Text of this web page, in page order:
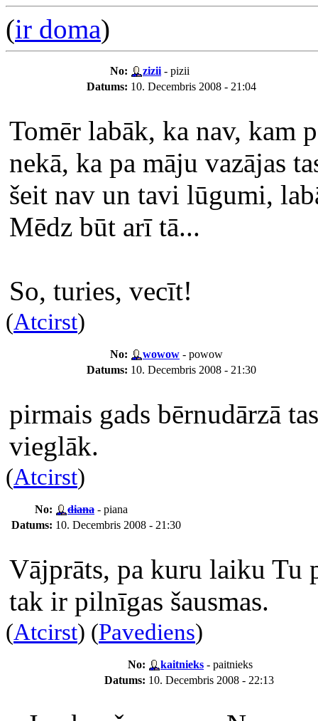
(ir doma)
No: zizii - pizii
Datums: 10. Decembris 2008 - 21:04
Tomēr labāk, ka nav, kam
nekā, ka pa māju vazājas
šeit nav un tavi lūgumi,
Mēdz būt arī tā...
So, turies, vecīt!
(Atcirst)
No: wowow - powow
Datums: 10. Decembris 2008 - 21:30
pirmais gads bērnudārzā
vieglāk.
(Atcirst)
No: diana - piana
Datums: 10. Decembris 2008 - 21:30
Vājprāts, pa kuru laiku Tu
tak ir pilnīgas šausmas.
(Atcirst) (Pavediens)
No: kaitnieks - paitnieks
Datums: 10. Decembris 2008 - 22:13